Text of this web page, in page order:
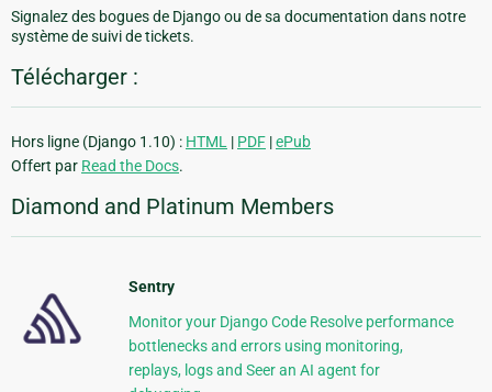
Signalez des bogues de Django ou de sa documentation dans notre
système de suivi de tickets.
Télécharger :
Hors ligne (Django 1.10) : HTML | PDF |ePub
Offert par Read the Docs.
Diamond and Platinum Members
Sentry
Monitor your Django Code Resolve performance
bottlenecks and errors using monitoring,
replays, logs and Seer an AI agent for